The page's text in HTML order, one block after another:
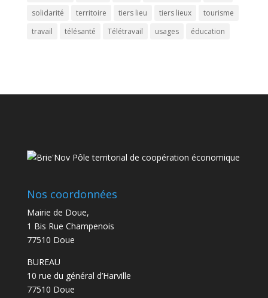
solidarité
territoire tiers lieu tiers lieux
tourisme
travail
télésanté Télétravail usages éducation
Nos coordonnées
Mairie de Doue,
1 Bis Rue Champenois
77510 Doue
BUREAU
10 rue du général d’Harville
77510 Doue